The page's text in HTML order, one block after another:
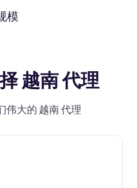
模
越南 代理
伟大的 越南 代理